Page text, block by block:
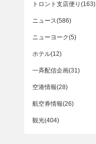
トロント支店便り(163)
ニュース(586)
ニューヨーク(5)
ホテル(12)
一斉配信企画(31)
空港情報(28)
航空券情報(26)
観光(404)